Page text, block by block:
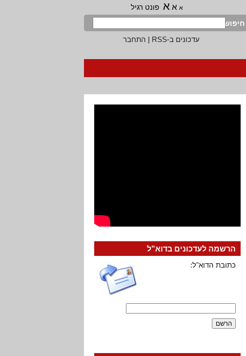
א א א פונט רגיל
חיפוש
עדכונים ב-RSS
| התחבר
הרשמה לעדכונים בדוא"ל
כתובת הדוא"ל: